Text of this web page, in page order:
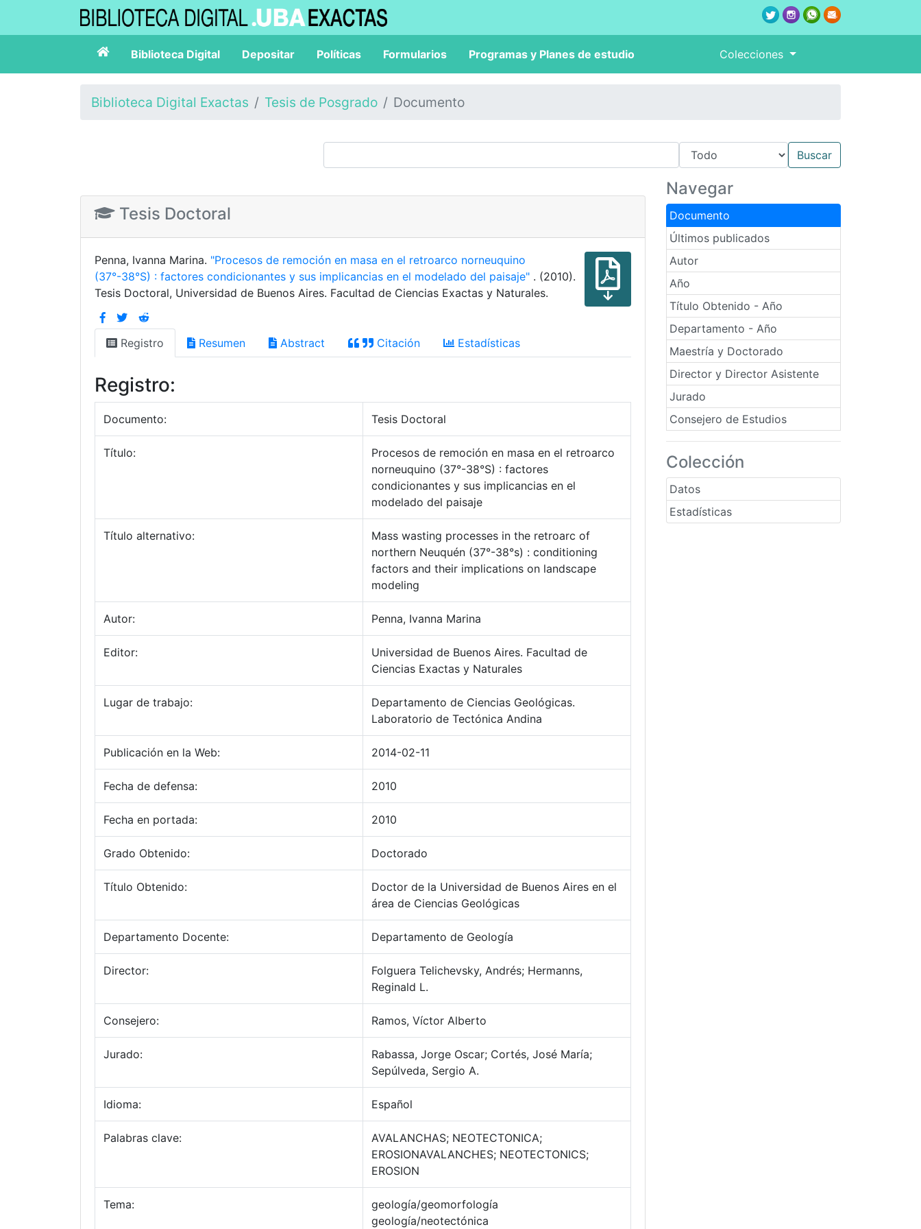
Biblioteca Digital Depositar Políticas Formularios Programas y Planes de estudio Colecciones
Biblioteca Digital Exactas Tesis de Posgrado Documento
Navegar
Documento
Últimos publicados
Autor
Año
Título Obtenido - Año
Departamento - Año
Maestría y Doctorado
Director y Director Asistente
Jurado
Consejero de Estudios
Colección
Datos
Estadísticas
Tesis Doctoral
Penna, Ivanna Marina. "Procesos de remoción en masa en el retroarco norneuquino
(37°-38°S) : factores condicionantes y sus implicancias en el modelado del paisaje" . (2010).
Tesis Doctoral, Universidad de Buenos Aires. Facultad de Ciencias Exactas y Naturales.
Registro Resumen Abstract Citación Estadísticas
Registro:
Documento: Tesis Doctoral
Título:
Procesos de remoción en masa en el retroarco
norneuquino (37°-38°S) : factores
condicionantes y sus implicancias en el
modelado del paisaje
Título alternativo:
Mass wasting processes in the retroarc of
northern Neuquén (37°-38°s) : conditioning
factors and their implications on landscape
modeling
Autor: Penna, Ivanna Marina
Editor:
Universidad de Buenos Aires. Facultad de
Ciencias Exactas y Naturales
Lugar de trabajo:
Departamento de Ciencias Geológicas.
Laboratorio de Tectónica Andina
Publicación en la Web: 2014-02-11
Fecha de defensa: 2010
Fecha en portada: 2010
Grado Obtenido: Doctorado
Título Obtenido:
Doctor de la Universidad de Buenos Aires en el
área de Ciencias Geológicas
Departamento Docente: Departamento de Geología
Director:
Folguera Telichevsky, Andrés; Hermanns,
Reginald L.
Consejero: Ramos, Víctor Alberto
Jurado:
Rabassa, Jorge Oscar; Cortés, José María;
Sepúlveda, Sergio A.
Idioma: Español
Palabras clave:
AVALANCHAS; NEOTECTONICA;
EROSIONAVALANCHES; NEOTECTONICS;
EROSION
Tema:
geología/geomorfología
geología/neotectónica